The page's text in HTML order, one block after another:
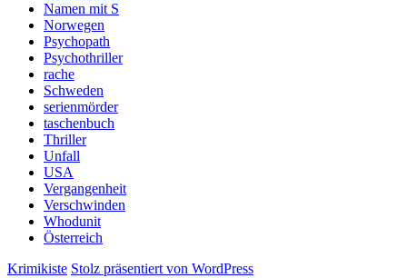
Namen mit S
Norwegen
Psychopath
Psychothriller
rache
Schweden
serienmörder
taschenbuch
Thriller
Unfall
USA
Vergangenheit
Verschwinden
Whodunit
Österreich
Krimikiste Stolz präsentiert von WordPress